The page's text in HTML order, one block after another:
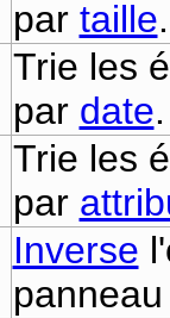
par taille.
Trie les
par date.
Trie les
par
Inverse